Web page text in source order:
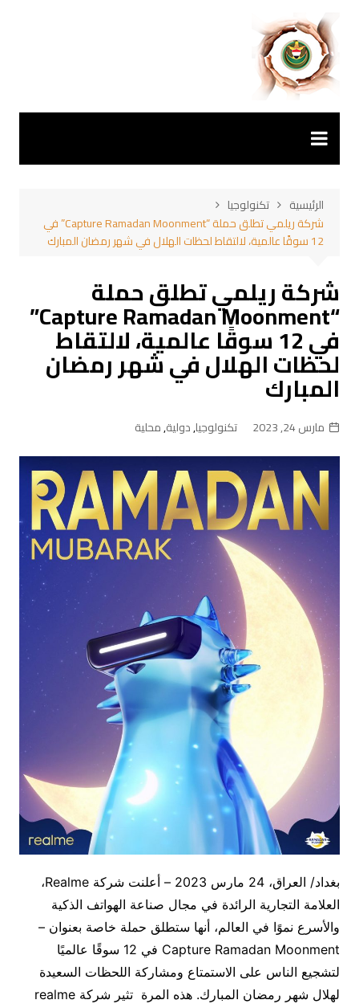
المحتوى
الرئيسية
تكنولوجيا
شركة ريلمي تطلق حملة “Capture Ramadan Moonment” في
12 سوقًا عالمية، لالتقاط لحظات الهلال في شهر رمضان المبارك
شركة ريلمي تطلق حملة
“Capture Ramadan Moonment”
في 12 سوقًا عالمية، لالتقاط
لحظات الهلال في شهر رمضان
المبارك
مارس 24, 2023 تكنولوجيا,دولية,محلية
بغداد/ العراق، 24 مارس 2023 – أعلنت شركة Realme،
العلامة التجارية الرائدة في مجال صناعة الهواتف الذكية
والأسرع نموًا في العالم، أنها ستطلق حملة خاصة بعنوان –
Capture Ramadan Moonment في 12 سوقًا عالميًا
لتشجيع الناس على الاستمتاع ومشاركة اللحظات السعيدة
لهلال شهر رمضان المبارك. هذه المرة تثير شركة realme